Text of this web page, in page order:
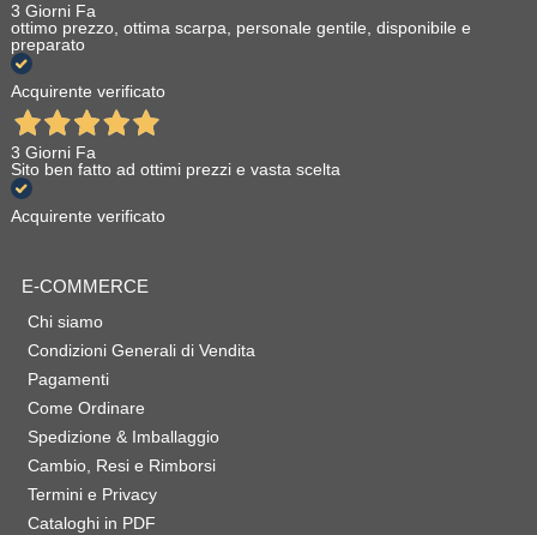
3 Giorni Fa
ottimo prezzo, ottima scarpa, personale gentile, disponibile e
preparato
Acquirente verificato
3 Giorni Fa
Sito ben fatto ad ottimi prezzi e vasta scelta
Acquirente verificato
E-COMMERCE
Chi siamo
Condizioni Generali di Vendita
Pagamenti
Come Ordinare
Spedizione & Imballaggio
Cambio, Resi e Rimborsi
Termini e Privacy
Cataloghi in PDF